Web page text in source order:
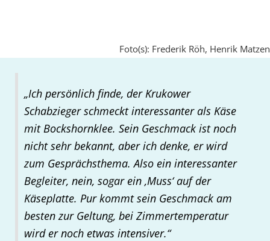
Foto(s): Frederik Röh, Henrik Matzen
„Ich persönlich finde, der Krukower
Schabzieger schmeckt interessanter als Käse
mit Bockshornklee. Sein Geschmack ist noch
nicht sehr bekannt, aber ich denke, er wird
zum Gesprächsthema. Also ein interessanter
Begleiter, nein, sogar ein ‚Muss‘ auf der
Käseplatte. Pur kommt sein Geschmack am
besten zur Geltung, bei Zimmertemperatur
wird er noch etwas intensiver.“